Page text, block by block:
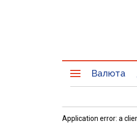
Валюта
Application error: a